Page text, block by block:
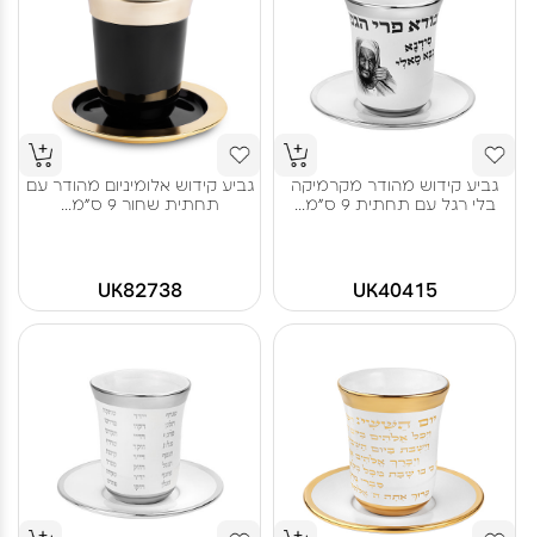
גביע קידוש מהודר מקרמיקה
בלי רגל עם תחתית 9 ס"מ...
UK40415
גביע קידוש אלומיניום מהודר עם
תחתית שחור 9 ס"מ...
UK82738